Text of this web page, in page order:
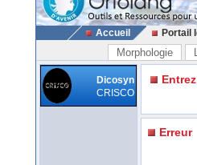
Accueil Portail
Morphologie
Dicosyn
CRISCO
Erreur